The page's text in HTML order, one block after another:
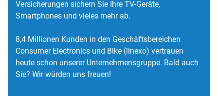
Versicherungen sichern Sie Ihre TV-Geräte,
Smartphones und vieles mehr ab.
8,4 Millionen Kunden in den Geschäftsbereichen
Consumer Electronics und Bike (linexo) vertrauen
heute schon unserer Unternehmensgruppe. Bald auch
Sie? Wir würden uns freuen!